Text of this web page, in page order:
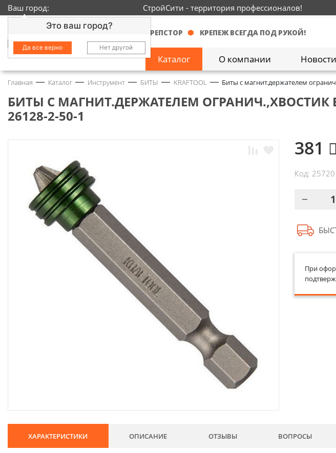
Ваш город:
Это ваш город?
Да все верно Нет другой
СтройСити - территория профессионалов!
КРЕПСТОР КРЕПЕЖ ВСЕГДА ПОД РУКОЙ!
Каталог О компании Новости
Замочно-скобяные
изделия 1429
Инструмент 2363
3718
Круги и абразивы
Нержавейка 434
Химия 134
Электроды и проволока
Главная Каталог Инструмент БИТЫ KRAFTOOL Биты с магнит.держателем
БИТЫ С МАГНИТ.ДЕРЖАТЕЛЕМ ОГРАНИЧ.,ХВОСТИК
26128-2-50-1
381
Код: 25720
При
ХАРАКТЕРИСТИКИ ОПИСАНИЕ ОТЗЫВЫ ВОПРОСЫ